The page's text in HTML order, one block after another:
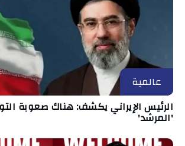
عالمية
الرئيس الإيراني يكشف: هناك صعوبة
'المرشد'